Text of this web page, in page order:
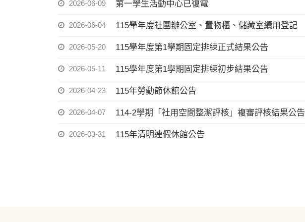
2026-06-09 第一學生活動中心已復電
2026-06-04 115學年度社團辦公室、置物櫃、儲藏室續用登記
2026-05-20 115學年度第1學期固定排練正式結果公告
2026-05-11 115學年度第1學期固定排練初步結果公告
2026-04-23 115年勞動節休館公告
2026-04-07 114-2學期「社用空間整潔評核」複審評核結果公告
2026-03-31 115年清明連假休館公告